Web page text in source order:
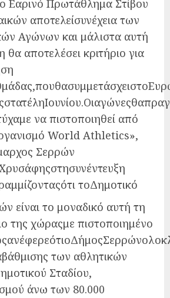
Εαρινό Πρωτάθλημα Στίβου
αποτελείσυνέχεια των
Αγώνων και μάλιστα αυτή
αποτελέσει κριτήριο για
να πιστοποιηθεί από
World Athletics»,
Σερρών
τοΔημοτικό
είναι το μοναδικό αυτή τη
της χώραςμε πιστοποιημένο
των αθλητικών
Σταδίου,
άνω των 80.000